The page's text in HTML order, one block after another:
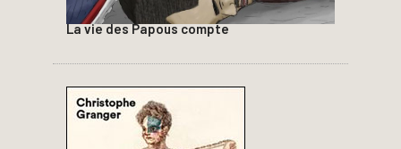
La vie des Papous compte